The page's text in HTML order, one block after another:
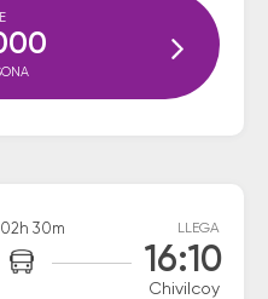
02h 30m LLEGA
16:10
Chivilcoy